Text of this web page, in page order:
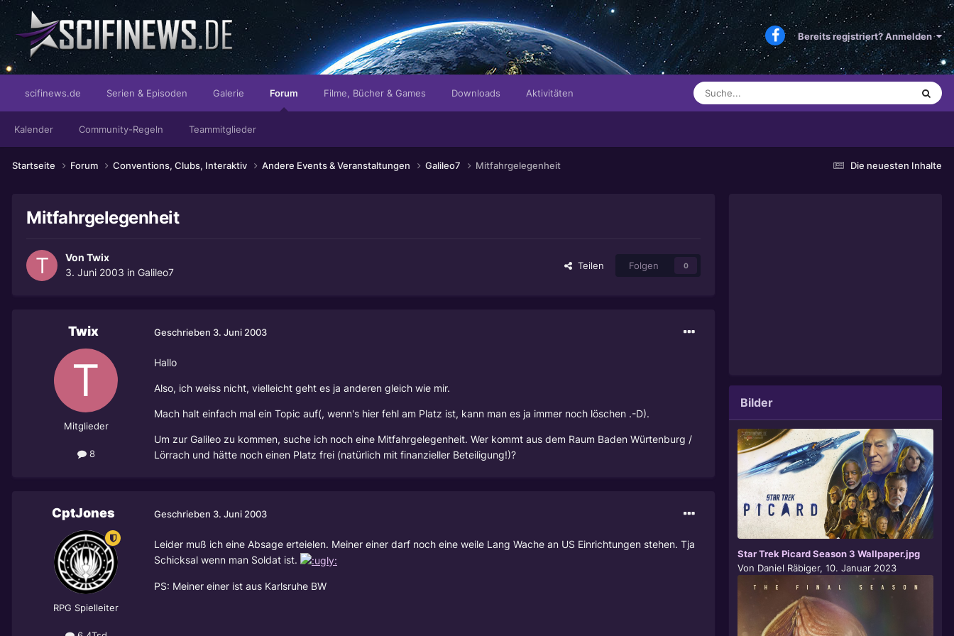
Bereits registriert? Anmelden
scifinews.de Serien & Episoden Galerie Forum
Kalender Community-Regeln Teammitglieder
Filme, Bücher & Games Downloads Aktivitäten
Die neuesten Inhalte
Startseite Forum Conventions, Clubs, Interaktiv Andere Events & Veranstaltungen Galileo7 Mitfahrgelegenheit
Mitfahrgelegenheit
Von Twix
3. Juni 2003 in Galileo7
Teilen Folgen 0
Twix
Mitglieder
8
Geschrieben 3. Juni 2003
Hallo
Also, ich weiss nicht, vielleicht geht es ja anderen gleich wie mir.
Mach halt einfach mal ein Topic auf(, wenn's hier fehl am Platz ist, kann man es ja immer noch löschen .-D).
Um zur Galileo zu kommen, suche ich noch eine Mitfahrgelegenheit. Wer kommt aus dem Raum Baden Würtenburg /
Lörrach und hätte noch einen Platz frei (natürlich mit finanzieller Beteiligung!)?
CptJones
RPG Spielleiter
Geschrieben 3. Juni 2003
Leider muß ich eine Absage erteielen. Meiner einer darf noch eine weile Lang Wache an US Einrichtungen stehen. Tja
Schicksal wenn man Soldat ist.
PS: Meiner einer ist aus Karlsruhe BW
Bilder
Star Trek Picard Season 3 Wallpaper.jpg
Von Daniel Räbiger, 10. Januar 2023